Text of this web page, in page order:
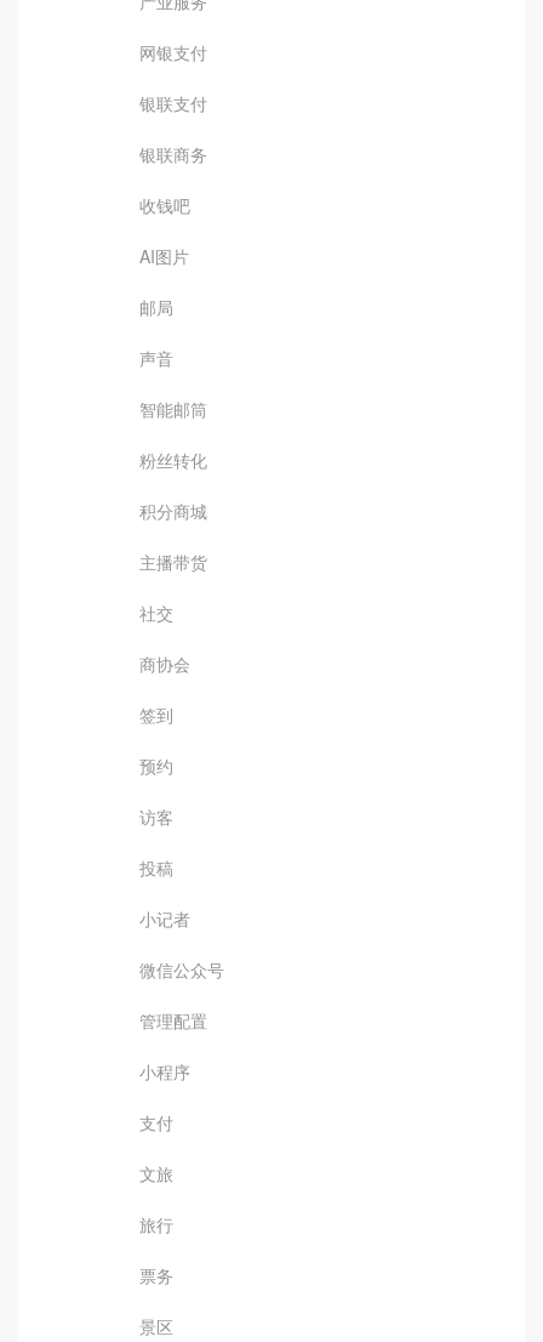
网银支付
银联支付
银联商务
收钱吧
AI图片
邮局
声音
智能邮筒
粉丝转化
积分商城
主播带货
社交
商协会
签到
预约
访客
投稿
小记者
微信公众号
管理配置
小程序
支付
文旅
旅行
票务
景区